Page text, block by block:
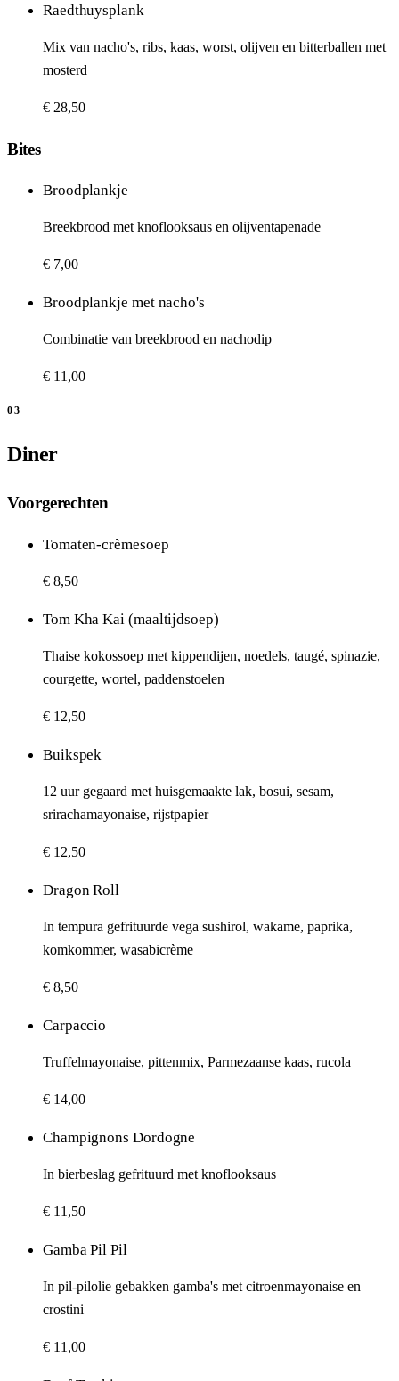
Raedthuysplank
Mix van nacho's, ribs, kaas, worst, olijven en bitterballen met
mosterd
€ 28,50
Bites
Broodplankje
Breekbrood met knoflooksaus en olijventapenade
€ 7,00
Broodplankje met nacho's
Combinatie van breekbrood en nachodip
€ 11,00
03
Diner
Voorgerechten
Tomaten-crèmesoep
€ 8,50
Tom Kha Kai (maaltijdsoep)
Thaise kokossoep met kippendijen, noedels, taugé, spinazie,
courgette, wortel, paddenstoelen
€ 12,50
Buikspek
12 uur gegaard met huisgemaakte lak, bosui, sesam,
srirachamayonaise, rijstpapier
€ 12,50
Dragon Roll
In tempura gefrituurde vega sushirol, wakame, paprika,
komkommer, wasabicrème
€ 8,50
Carpaccio
Truffelmayonaise, pittenmix, Parmezaanse kaas, rucola
€ 14,00
Champignons Dordogne
In bierbeslag gefrituurd met knoflooksaus
€ 11,50
Gamba Pil Pil
In pil-pilolie gebakken gamba's met citroenmayonaise en
crostini
€ 11,00